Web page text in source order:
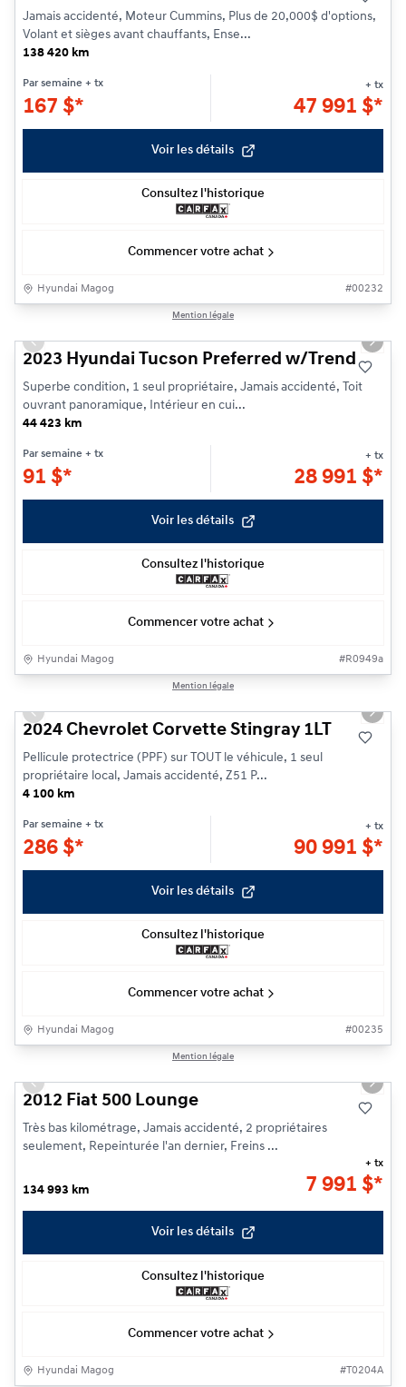
Jamais accidenté, Moteur Cummins, Plus de 20,000$ d'options,
Volant et sièges avant chauffants, Ense...
138 420 km
Par semaine + tx
167 $*
+ tx
47 991 $*
Voir les détails
Consultez l'historique
Commencer votre achat
Hyundai Magog #00232
Mention légale
Previous slide Next
2023 Hyundai Tucson Preferred w/Trend
Superbe condition, 1 seul propriétaire, Jamais accidenté, Toit
ouvrant panoramique, Intérieur en cui...
44 423 km
Par semaine + tx
91 $*
+ tx
28 991 $*
Voir les détails
Consultez l'historique
Commencer votre achat
Hyundai Magog #R0949a
Mention légale
Previous slide Next
2024 Chevrolet Corvette Stingray 1LT
Pellicule protectrice (PPF) sur TOUT le véhicule, 1 seul
propriétaire local, Jamais accidenté, Z51 P...
4 100 km
Par semaine + tx
286 $*
+ tx
90 991 $*
Voir les détails
Consultez l'historique
Commencer votre achat
Hyundai Magog #00235
Mention légale
Previous slide Next
2012 Fiat 500 Lounge
Très bas kilométrage, Jamais accidenté, 2 propriétaires
seulement, Repeinturée l'an dernier, Freins ...
134 993 km 7 991 $*
+ tx
Voir les détails
Consultez l'historique
Commencer votre achat
Hyundai Magog # T0204A